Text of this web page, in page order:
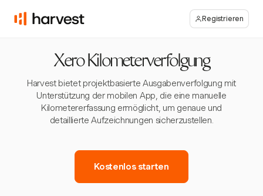
Registrieren
Xero Kilometerverfolgung
Harvest bietet projektbasierte Ausgabenverfolgung mit
Unterstützung der mobilen App, die eine manuelle
Kilometererfassung ermöglicht, um genaue und
detaillierte Aufzeichnungen sicherzustellen.
Kostenlos starten